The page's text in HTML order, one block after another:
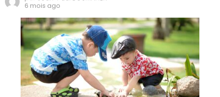
6 mois ago